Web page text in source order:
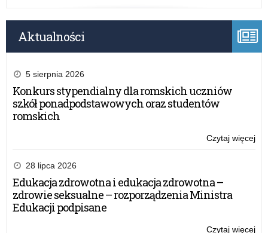
Aktualności
5 sierpnia 2026
Konkurs stypendialny dla romskich uczniów
szkół ponadpodstawowych oraz studentów
romskich
Czytaj więcej
28 lipca 2026
Edukacja zdrowotna i edukacja zdrowotna –
zdrowie seksualne – rozporządzenia Ministra
Edukacji podpisane
Czytaj więcej